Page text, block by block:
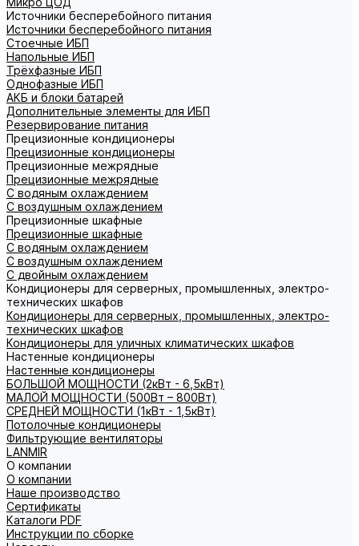
Источники бесперебойного питания
Источники бесперебойного питания
Стоечные ИБП
Напольные ИБП
Трёхфазные ИБП
Однофазные ИБП
АКБ и блоки батарей
Дополнительные элементы для ИБП
Резервирование питания
Прецизионные кондиционеры
Прецизионные кондиционеры
Прецизионные межрядные
Прецизионные межрядные
С водяным охлаждением
С воздушным охлаждением
Прецизионные шкафные
Прецизионные шкафные
С водяным охлаждением
С воздушным охлаждением
С двойным охлаждением
Кондиционеры для серверных, промышленных, электро-
технических шкафов
Кондиционеры для серверных, промышленных, электро-
технических шкафов
Кондиционеры для уличных климатических шкафов
Настенные кондиционеры
Настенные кондиционеры
БОЛЬШОЙ МОЩНОСТИ (2кВт - 6,5кВт)
МАЛОЙ МОЩНОСТИ (500Вт – 800Вт)
СРЕДНЕЙ МОЩНОСТИ (1кВт - 1,5кВт)
Потолочные кондиционеры
Фильтрующие вентиляторы
LANMIR
О компании
О компании
Наше производство
Сертификаты
Каталоги PDF
Инструкции по сборке